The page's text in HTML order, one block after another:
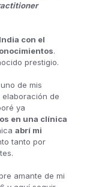
con el
.
prestigio.
de mis
de
ya
en una clínica
abrí mi
tanto por
amante de mi